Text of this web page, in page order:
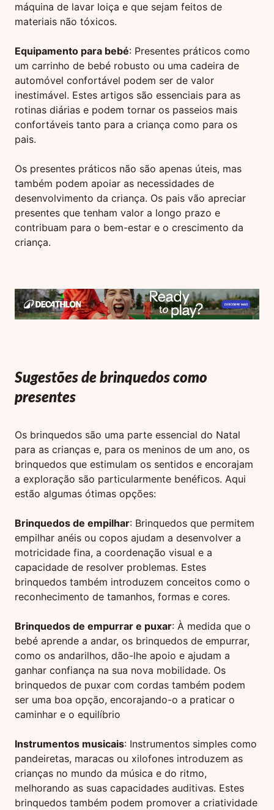
máquina de lavar loiça e que sejam feitos de
materiais não tóxicos.
Equipamento para bebé: Presentes práticos como
um carrinho de bebé robusto ou uma cadeira de
automóvel confortável podem ser de valor
inestimável. Estes artigos são essenciais para as
rotinas diárias e podem tornar os passeios mais
confortáveis tanto para a criança como para os
pais.
Os presentes práticos não são apenas úteis, mas
também podem apoiar as necessidades de
desenvolvimento da criança. Os pais vão apreciar
presentes que tenham valor a longo prazo e
contribuam para o bem-estar e o crescimento da
criança.
Sugestões de brinquedos como
presentes
Os brinquedos são uma parte essencial do Natal
para as crianças e, para os meninos de um ano, os
brinquedos que estimulam os sentidos e encorajam
a exploração são particularmente benéficos. Aqui
estão algumas ótimas opções:
Brinquedos de empilhar: Brinquedos que permitem
empilhar anéis ou copos ajudam a desenvolver a
motricidade fina, a coordenação visual e a
capacidade de resolver problemas. Estes
brinquedos também introduzem conceitos como o
reconhecimento de tamanhos, formas e cores.
Brinquedos de empurrar e puxar: À medida que o
bebé aprende a andar, os brinquedos de empurrar,
como os andarilhos, dão-lhe apoio e ajudam a
ganhar confiança na sua nova mobilidade. Os
brinquedos de puxar com cordas também podem
ser uma boa opção, encorajando-o a praticar o
caminhar e o equilíbrio
Instrumentos musicais: Instrumentos simples como
pandeiretas, maracas ou xilofones introduzem as
crianças no mundo da música e do ritmo,
melhorando as suas capacidades auditivas. Estes
brinquedos também podem promover a criatividade